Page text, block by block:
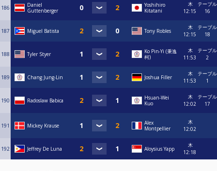
186
Daniel
Guttenberger
Yoshihiro
Kitatani
木
12:15
テーブル
16
187 Miguel Batista Tony Robles
木
12:15
テーブル
18
188 Tyler Styer
Ko Pin-Yi (秉逸
柯)
木
11:53
テーブル
2
189 Chang Jung-Lin Joshua Filler
木
11:53
テーブル
1
190 Radoslaw Babica
Hsuan-Wei
Kuo
木
12:02
テーブル
17
191 Mickey Krause
Alex
Montpellier
木
12:02
192 Jeffrey De Luna Aloysius Yapp
木
12:18